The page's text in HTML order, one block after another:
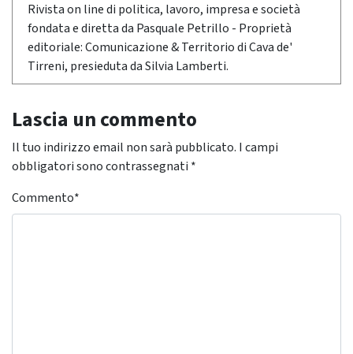
Rivista on line di politica, lavoro, impresa e società
fondata e diretta da Pasquale Petrillo - Proprietà
editoriale: Comunicazione & Territorio di Cava de'
Tirreni, presieduta da Silvia Lamberti.
Lascia un commento
Il tuo indirizzo email non sarà pubblicato. I campi
obbligatori sono contrassegnati *
Commento*